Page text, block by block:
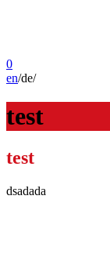
0
en/de/
test
test
dsadada